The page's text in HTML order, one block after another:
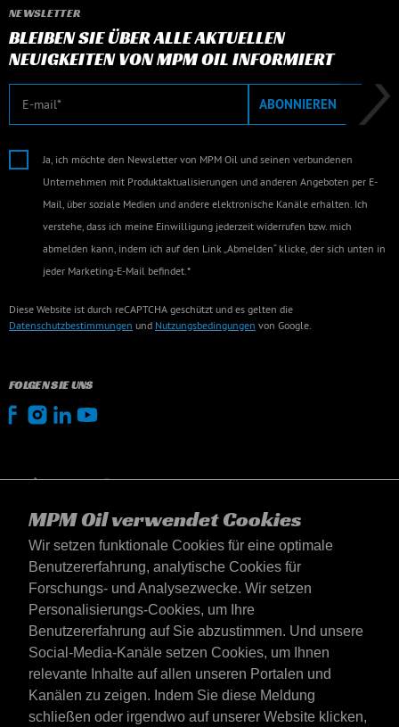
MPM Oil verwendet Cookies
Wir setzen funktionale Cookies für eine optimale
Benutzererfahrung, analytische Cookies für
Forschungs- und Analysezwecke. Wir setzen
Personalisierungs-Cookies, um Ihre
Benutzererfahrung auf Sie abzustimmen. Und unsere
Social-Media-Kanäle setzen Cookies, um Ihnen
relevante Inhalte auf allen unseren Portalen und
Kanälen zu zeigen. Indem Sie diese Meldung
schließen oder irgendwo auf unserer Website klicken,
NEWSLETTER
BLEIBEN SIE ÜBER ALLE AKTUELLEN
NEUIGKEITEN VON MPM OIL INFORMIERT
E-Mail ABONNIEREN
Ja, ich möchte den Newsletter von MPM Oil und seinen verbundenen
Unternehmen mit Produktaktualisierungen und anderen Angeboten per E-
Mail, über soziale Medien und andere elektronische Kanäle erhalten. Ich
verstehe, dass ich meine Einwilligung jederzeit widerrufen bzw. mich
abmelden kann, indem ich auf den Link „Abmelden“ klicke, der sich unten in
jeder Marketing-E-Mail befindet.*
Diese Website ist durch reCAPTCHA geschützt und es gelten die
Datenschutzbestimmungen und Nutzungsbedingungen von Google.
FOLGEN SIE UNS
Deutschland
Kontakt
AGB's
Lieferbedingungen